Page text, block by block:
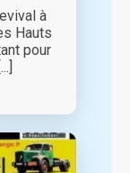
à
Hauts
pour